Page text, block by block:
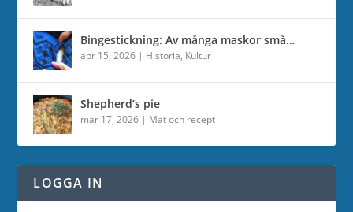
Bingestickning: Av många maskor små…
apr 15, 2026 | Historia, Kultur
Shepherd’s pie
mar 17, 2026 | Mat och recept
LOGGA IN